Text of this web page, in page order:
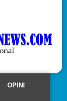
OPINI